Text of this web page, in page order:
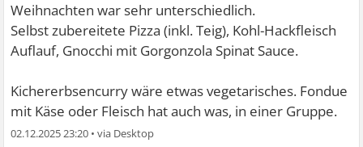
Weihnachten war sehr unterschiedlich.
Selbst zubereitete Pizza (inkl. Teig), Kohl-Hackfleisch
Auflauf, Gnocchi mit Gorgonzola Spinat Sauce.
Kichererbsencurry wäre etwas vegetarisches. Fondue
mit Käse oder Fleisch hat auch was, in einer Gruppe.
02.12.2025 23:20 •